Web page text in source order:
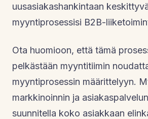
uusasiakashankintaan
myyntiprosessisi B2B-
Ota huomioon, että tämä
pelkästään myyntitiimin
myyntiprosessin määrittelyyn.
markkinoinnin ja
suunnitella koko asiakkaan